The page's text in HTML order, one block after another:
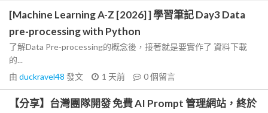
[Machine Learning A-Z [2026] ] 學習筆記 Day3 Data
pre-processing with Python
了解Data Pre-processing的概念後，接著就是要實作了 資料下載
的...
由 duckravel48 發文 1 天前 0個留言
【分享】台灣團隊開發 免費 AI Prompt 管理網站，終於